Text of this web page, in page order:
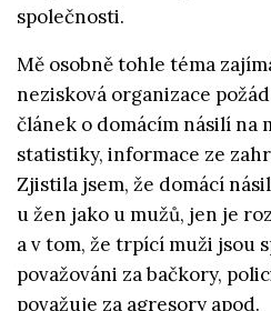
společnosti.
Mě osobně tohle téma
nezisková organizace
článek o domácím násilí na
statistiky, informace ze
Zjistila jsem, že domácí
u žen jako u mužů, jen je
a v tom, že trpící muži jsou
považováni za bačkory,
považuje za agresory apod.